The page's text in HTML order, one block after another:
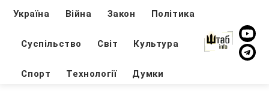
Україна Війна Закон Політика
Суспільство Світ Культура
Спорт Технології Думки